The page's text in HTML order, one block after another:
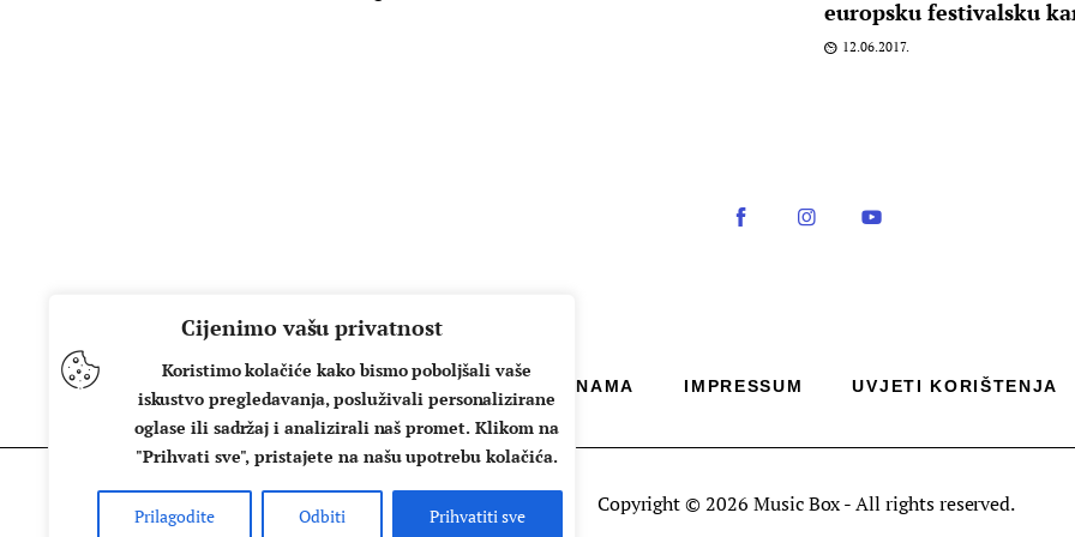
Cijenimo vašu privatnost
Koristimo kolačiće kako bismo poboljšali vaše
iskustvo pregledavanja, posluživali personalizirane
oglase ili sadržaj i analizirali naš promet. Klikom na
"Prihvati sve", pristajete na našu upotrebu kolačića.
Prilagodite Odbiti Prihvatiti sve
europsku festivalsku
12.06.2017.
O NAMA IMPRESSUM UVJETI KORIŠTENJA
Copyright © 2026 Music Box - All rights reserved.